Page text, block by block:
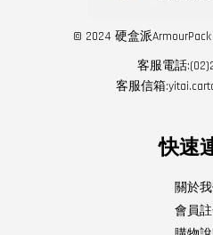
© 2024 硬盒派
客服電話
客服信箱
快速
關於
會員